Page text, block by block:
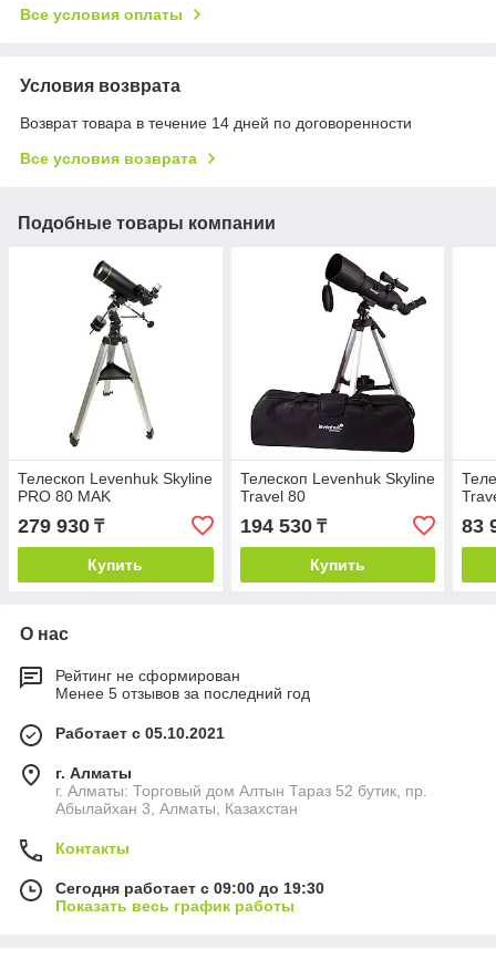
Все условия оплаты
Условия возврата
Возврат товара в течение 14 дней по договоренности
Все условия возврата
Подобные товары компании
Телескоп Levenhuk Skyline
PRO 80 MAK
279 930 ₸
Купить
Телескоп Levenhuk Skyline
Travel 80
194 530₸
Купить
83
О нас
Рейтинг не сформирован
Менее 5 отзывов за последний год
Работает с 05.10.2021
г. Алматы
г. Алматы: Торговый дом Алтын Тараз 52 бутик, пр.
Абылайхан 3, Алматы, Казахстан
Контакты
Сегодня работает с 09:00 до 19:30
Показать весь график работы